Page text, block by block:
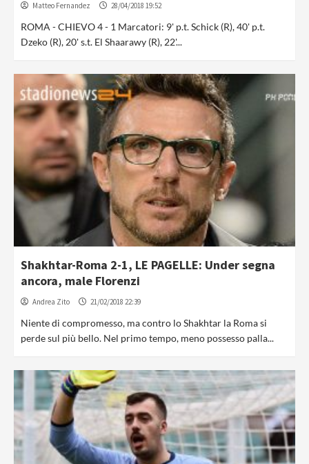
Matteo Fernandez 28/04/2018 19:52
ROMA - CHIEVO 4 - 1 Marcatori: 9' p.t. Schick (R), 40' p.t.
Dzeko (R), 20' s.t. El Shaarawy (R), 22'...
Shakhtar-Roma 2-1, LE PAGELLE: Under segna
ancora, male Florenzi
Andrea Zito 21/02/2018 22:39
Niente di compromesso, ma contro lo Shakhtar la Roma si
perde sul più bello. Nel primo tempo, meno possesso palla...